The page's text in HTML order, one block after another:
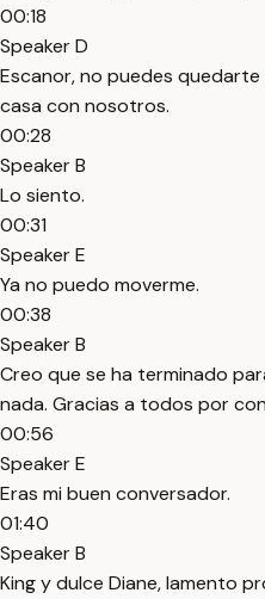
00:18
Speaker D
Escanor, no puedes
casa con nosotros.
00:28
Speaker B
Lo siento.
00:31
Speaker E
Ya no puedo moverme.
00:38
Speaker B
Creo que se ha terminado
nada. Gracias a todos por
00:56
Speaker E
Eras mi buen conversador.
01:40
Speaker B
King y dulce Diane, lamento